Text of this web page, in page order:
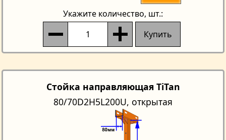
Укажите количество, шт.:
Купить
Стойка направляющая TiTan
80/70D2H5L200U, открытая